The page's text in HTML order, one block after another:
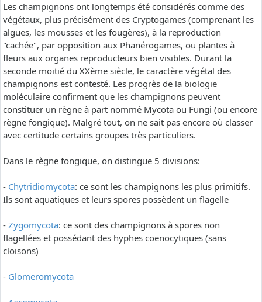
Les champignons ont longtemps été considérés comme des
végétaux, plus précisément des Cryptogames (comprenant les
algues, les mousses et les fougères), à la reproduction
"cachée", par opposition aux Phanérogames, ou plantes à
fleurs aux organes reproducteurs bien visibles. Durant la
seconde moitié du XXème siècle, le caractère végétal des
champignons est contesté. Les progrès de la biologie
moléculaire confirment que les champignons peuvent
constituer un règne à part nommé Mycota ou Fungi (ou encore
règne fongique). Malgré tout, on ne sait pas encore où classer
avec certitude certains groupes très particuliers.
Dans le règne fongique, on distingue 5 divisions:
- Chytridiomycota: ce sont les champignons les plus primitifs.
Ils sont aquatiques et leurs spores possèdent un flagelle
- Zygomycota: ce sont des champignons à spores non
flagellées et possédant des hyphes coenocytiques (sans
cloisons)
- Glomeromycota